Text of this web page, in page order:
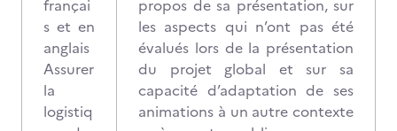
françai
s et en
anglais
Assurer
la
logistiq
propos de sa présentation, sur
les aspects qui n’ont pas été
évalués lors de la présentation
du projet global et sur sa
capacité d’adaptation de ses
animations à un autre contexte